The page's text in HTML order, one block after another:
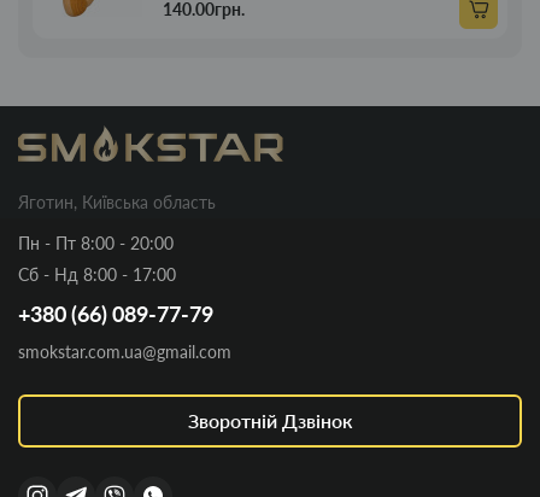
140.00грн.
Яготин, Київська область
Пн - Пт 8:00 - 20:00
Сб - Нд 8:00 - 17:00
+380 (66) 089-77-79
smokstar.com.ua@gmail.com
Зворотній Дзвінок